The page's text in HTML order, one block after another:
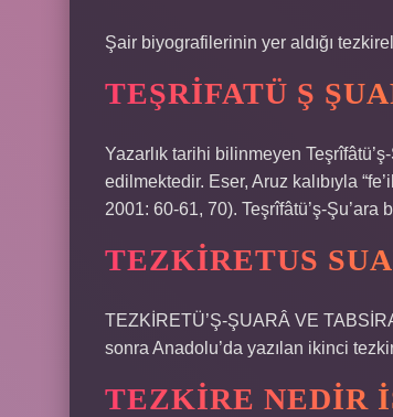
Şair biyografilerinin yer aldığı
TEŞRIFATÜ Ş
Yazarlık tarihi bilinmeyen Teşrîfâtü’ş-
edilmektedir. Eser, Aruz kalıbıyla
2001: 60-61, 70). Teşrîfâtü’ş-Şu’ara
TEZKIRETUS
TEZKİRETÜ’Ş-ŞUARÂ VE
sonra Anadolu’da yazılan ikinci
TEZKIRE NEDIR